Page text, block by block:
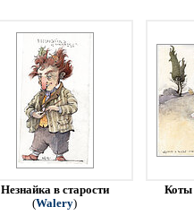
Незнайка в старости
(Walery)
Коты